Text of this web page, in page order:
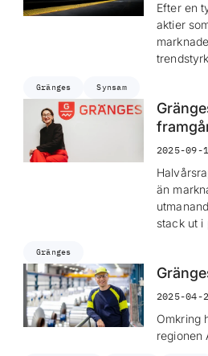
Efter en
aktier
Gränges Synsam
2025-09-
än
stack ut i
Gränges
2025-04-
Omkring
regionen